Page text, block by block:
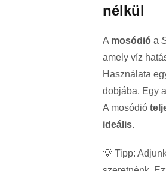
nélkül
A mosódió a
amely víz
Használata
dobjába. Egy
A mosódió
ideális.
💡 Tipp: